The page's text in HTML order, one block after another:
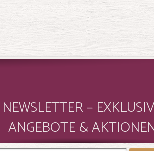
NEWSLETTER –
ANGEBOTE &